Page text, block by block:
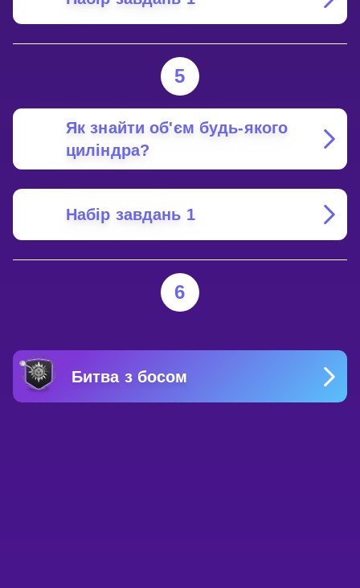
5
Як знайти об'єм будь-якого
циліндра?
Набір завдань 1
6
Битва з босом